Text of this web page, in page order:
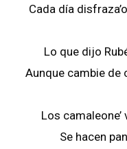
Cada día
Lo que dijo
Aunque cambie de
Los
Se hacen